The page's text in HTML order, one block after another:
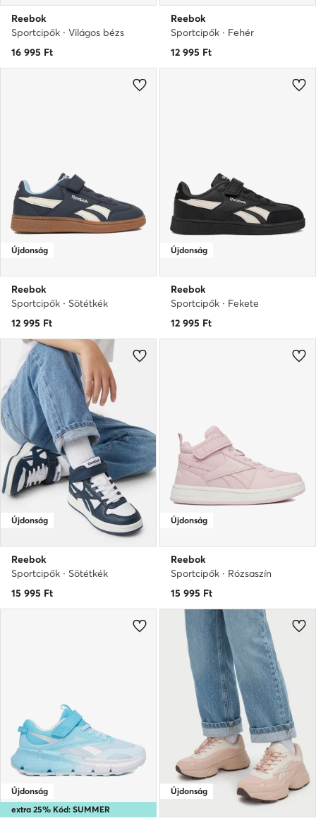
Reebok
Sportcipők · Világos bézs
16 995 Ft
Reebok
Sportcipők · Fehér
12 995 Ft
Újdonság
Reebok
Sportcipők · Sötétkék
12 995 Ft
Újdonság
Reebok
Sportcipők · Fekete
12 995 Ft
Újdonság
Reebok
Sportcipők · Sötétkék
15 995 Ft
Újdonság
Reebok
Sportcipők · Rózsaszín
15 995 Ft
extra 25% Kód: SUMMER
Újdonság Újdonság